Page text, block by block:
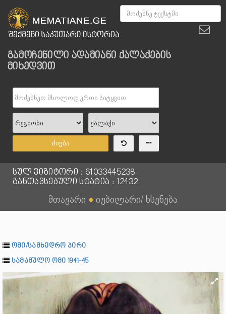
გამოჩენილი ადამიანი ქალაქების
მიხედვით
ძიება
სულ ვიზიტორი : 61033445238
განთავსებული სტატია : 12432
მთავარი ● იუბილარი/ ხსენება
ომი/სამხედრო პირი
სამამულო ომი 1941-45